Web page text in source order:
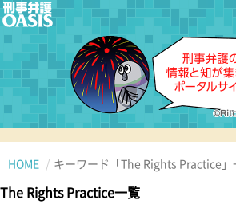
HOME キーワード「The Rights Practice」
The Rights Practice一覧